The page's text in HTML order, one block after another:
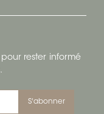
rester informé
S'abonner